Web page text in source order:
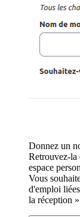
Donnez un
Retrouvez-la
espace
Vous
d'emploi
la réception